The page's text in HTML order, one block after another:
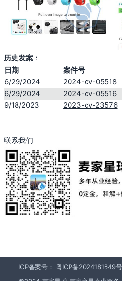
历史发案：
日期
案件号
6/29/2024
2024-cv-05518
6/29/2024
2024-cv-05516
9/18/2023
2023-cv-23576
联系我们
ICP备案号： 粤ICP备2024181649